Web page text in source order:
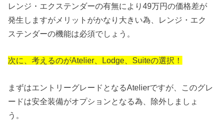
レンジ・エクステンダーの有無により49万円の価格差が
発生しますがメリットがかなり大きい為、レンジ・エク
ステンダーの機能は必須でしょう。
次に、考えるのがAtelier、Lodge、Suiteの選択！
まずはエントリーグレードとなるAtelierですが、このグレ
ードは安全装備がオプションとなる為、除外しましょ
う。